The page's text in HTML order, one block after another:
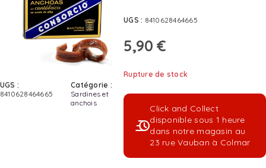
UGS :
8410628464665
Catégorie :
Sardines et
anchois
UGS : 8410628464665
5,90 €
Rupture de stock
Click and Collect
disponible sous 1 heure
dans notre magasin au
23 rue Vauban à Colmar